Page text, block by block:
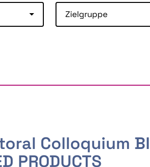
Zielgruppe
Colloquium
PRODUCTS